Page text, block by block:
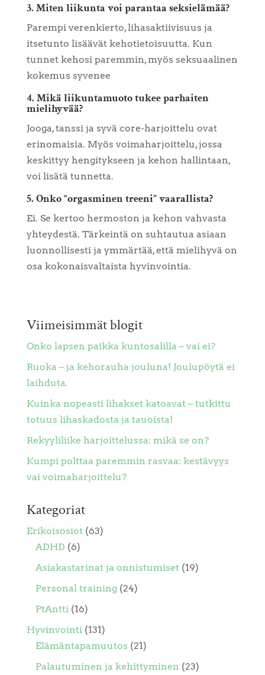
3. Miten liikunta voi parantaa seksielämää?
Parempi verenkierto, lihasaktiivisuus ja
itsetunto lisäävät kehotietoisuutta. Kun
tunnet kehosi paremmin, myös seksuaalinen
kokemus syvenee
4. Mikä liikuntamuoto tukee parhaiten
mielihyvää?
Jooga, tanssi ja syvä core-harjoittelu ovat
erinomaisia. Myös voimaharjoittelu, jossa
keskittyy hengitykseen ja kehon hallintaan,
voi lisätä tunnetta.
5. Onko “orgasminen treeni” vaarallista?
Ei. Se kertoo hermoston ja kehon vahvasta
yhteydestä. Tärkeintä on suhtautua asiaan
luonnollisesti ja ymmärtää, että mielihyvä on
osa kokonaisvaltaista hyvinvointia.
Viimeisimmät blogit
Onko lapsen paikka kuntosalilla – vai ei?
Ruoka – ja kehorauha jouluna! Joulupöytä ei
laihduta.
Kuinka nopeasti lihakset katoavat – tutkittu
totuus lihaskadosta ja tauoista!
Rekyyliliike harjoittelussa: mikä se on?
Kumpi polttaa paremmin rasvaa: kestävyys
vai voimaharjoittelu?
Kategoriat
Erikoisosiot(63)
ADHD(6)
Asiakastarinat ja onnistumiset(19)
Personal training (24)
PtAntti(16)
Hyvinvointi(131)
Elämäntapamuutos (21)
Palautuminen ja kehittyminen (23)